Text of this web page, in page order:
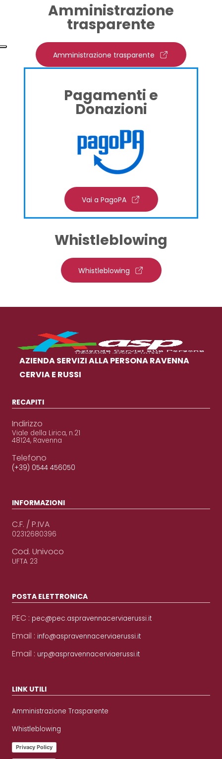
Amministrazione
trasparente
Amministrazione trasparente
Pagamenti e
Donazioni
Vai a PagoPA
Whistleblowing
Whistleblowing
AZIENDA SERVIZI ALLA PERSONA RAVENNA
CERVIA E RUSSI
RECAPITI
Indirizzo
Viale della Lirica, n.21
48124, Ravenna
Telefono
(+39) 0544 456050
INFORMAZIONI
C.F. / P.IVA
02312680396
Cod. Univoco
UFTA 23
POSTA ELETTRONICA
PEC : pec@pec.aspravennacerviaerussi.it
Email : info@aspravennacerviaerussi.it
Email : urp@aspravennacerviaerussi.it
LINK UTILI
Amministrazione Trasparente
Whistleblowing
Privacy Policy